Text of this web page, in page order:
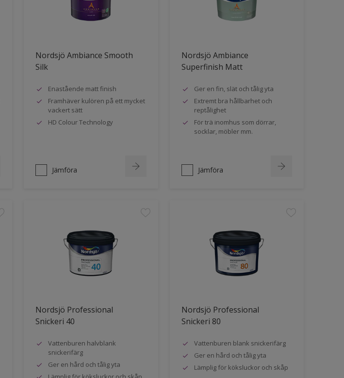
Nordsjö Ambiance Smooth
Silk
Enastående matt finish
Framhäver kulören på ett mycket
vackert sätt
HD Colour Technology
Jämföra
Nordsjö Ambiance
Superfinish Matt
Ger en fin, slät och tålig yta
Extremt bra hållbarhet och
reptålighet
För trä inomhus som dörrar,
socklar, möbler mm.
Jämföra
Nordsjö Professional
Snickeri 40
Vattenburen halvblank
snickerifärg
Ger en hård och tålig yta
Nordsjö Professional
Snickeri 80
Vattenburen blank snickerifärg
Ger en hård och tålig yta
Lämplig för köksluckor och skåp